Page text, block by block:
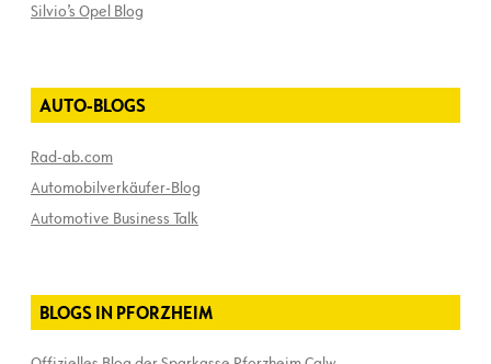
Silvio’s Opel Blog
AUTO-BLOGS
Rad-ab.com
Automobilverkäufer-Blog
Automotive Business Talk
BLOGS IN PFORZHEIM